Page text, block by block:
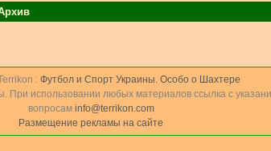
: Футбол и Спорт Украины. Особо о Шахтере
При использовании любых материалов ссылка с
вопросам info@terrikon.com
Размещение рекламы на сайте